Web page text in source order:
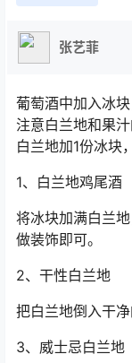
张艺菲
葡萄酒中加入冰
注意白兰地和果
白兰地加1份冰块
1、白兰地鸡尾酒
将冰块加满白兰
做装饰即可。
2、干性白兰地
把白兰地倒入干
3、威士忌白兰地